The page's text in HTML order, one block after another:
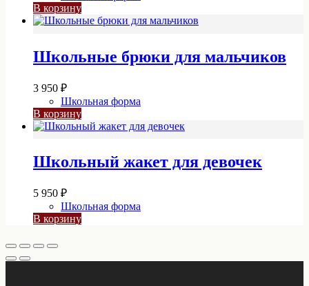
товара.
В корзину
Школьные брюки для мальчиков
3 950 ₽
Школьная форма
В корзину
Школьный жакет для девочек
5 950 ₽
Школьная форма
В корзину